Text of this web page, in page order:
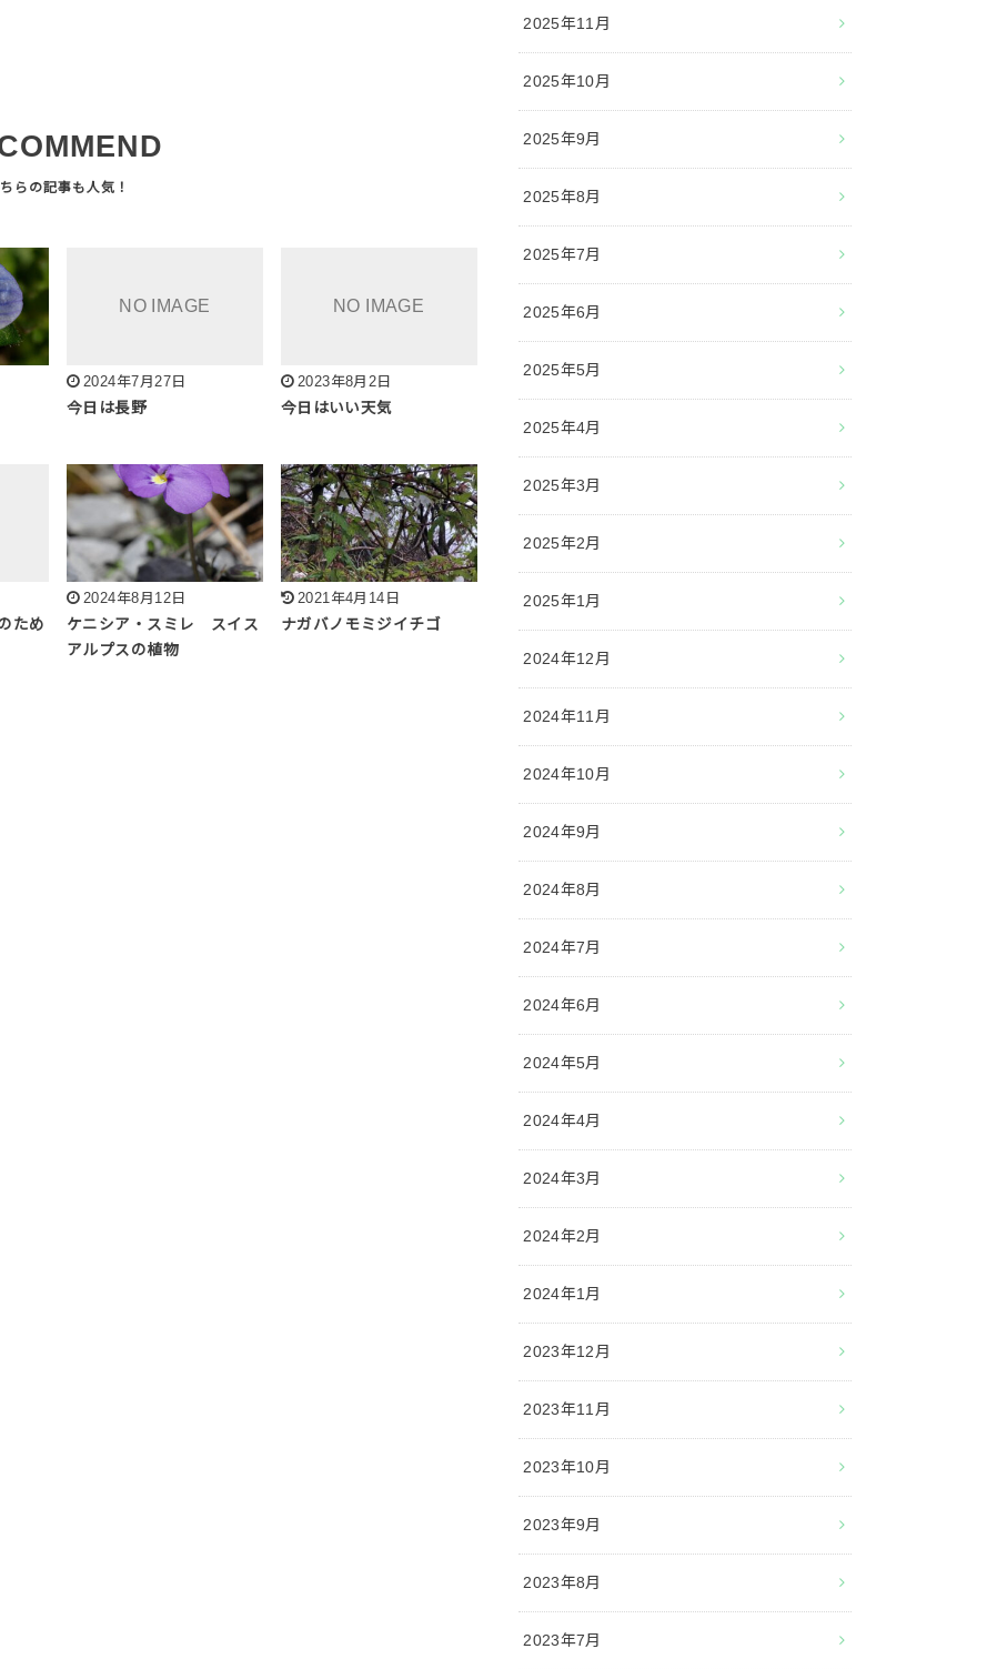
2024年7月27日
今日は長野
2023年8月2日
今日はいい天気
ため
2024年8月12日
ケニシア・スミレ スイス
アルプスの植物
2021年4月14日
ナガバノモミジイチゴ
2025年11月
2025年10月
2025年9月
2025年8月
2025年7月
2025年6月
2025年5月
2025年4月
2025年3月
2025年2月
2025年1月
2024年12月
2024年11月
2024年10月
2024年9月
2024年8月
2024年7月
2024年6月
2024年5月
2024年4月
2024年3月
2024年2月
2024年1月
2023年12月
2023年11月
2023年10月
2023年9月
2023年8月
2023年7月